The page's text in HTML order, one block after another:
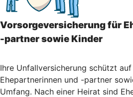
Vorsorgeversicherung für
-partner sowie Kinder
Ihre Unfallversicherung schützt
Ehepartnerinnen und -partner
Umfang. Nach einer Heirat sind